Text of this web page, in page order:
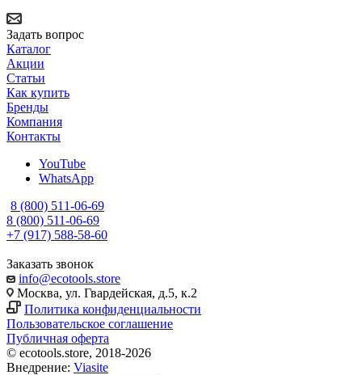
Задать вопрос
Каталог
Акции
Статьи
Как купить
Бренды
Компания
Контакты
YouTube
WhatsApp
8 (800) 511-06-69
8 (800) 511-06-69
+7 (917) 588-58-60
Заказать звонок
info@ecotools.store
Москва, ул. Гвардейская, д.5, к.2
Политика конфиденциальности
Пользовательское соглашение
Публичная оферта
© ecotools.store, 2018-2026
Внедрение: Viasite